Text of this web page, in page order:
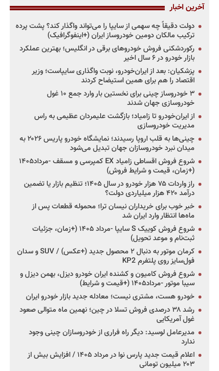
آخرین اخبار
دولت دقیقاً چه سهمی از سایپا را می‌تواند واگذار کند؟ پشت پرده
ترکیب مالکان دومین خودروساز ایران (+اینفوگرافیک)
رکوردشکنی فروش خودروهای برقی در انگلیس؛ بهترین عملکرد
بازار خودرو در ۶ سال اخیر
پزشکیان: بعد از ایران‌خودرو، نوبت واگذاری سایپاست؛ وزیر
اقتصاد را هم برای همین استیضاح کردند
۳ خودروساز چینی برای نخستین بار وارد جمع ۱۰ غول
خودروسازی جهان شدند
از ایران‌خودرو تا زامیاد؛ بازگشت علیمردان عظیمی به راس
مدیریت خودروسازی
چینی‌ها به قلب اروپا رسیدند؛ نمایشگاه خودرو پاریس ۲۰۲۶ به
میدان نبرد خودروسازان جهان تبدیل می‌شود
شروع فروش اقساطی زامیاد EX کمپرسی و مسقف -مرداد۱۴۰۵
(+زمان، قیمت و شرایط فروش)
راز واردات ۷۵ هزار خودرو در سال ۱۴۰۵؛ تنظیم بازار یا تضمین
درآمد ۴۲۰ هزار میلیاردی دولت؟
خبر خوب برای خریداران نیسان ترا؛ محموله قطعات پس از
ماه‌ها انتظار وارد ایران شد
شروع فروش کوییک S سایپا -مرداد ۱۴۰۵ (+زمان، جزئیات
ثبت‌نام و موعد تحویل)
کرمان موتور به دنبال ۲ محصول جدید (+عکس) / SUV و سدان
فول‌سایز روی پلتفرم KP2
شروع فروش کامیون و کشنده ایران خودرو دیزل، بهمن دیزل و
سیبا موتور -مرداد۱۴۰۵ (+قیمت و شرایط)
خودرو هست، مشتری نیست؛ معادله جدید بازار خودرو ایران
رشد ۳۸ درصدی فروش تسلا در چین؛ نهمین ماه متوالی صعود
غول آمریکایی
مدیرعامل لوسید: دیگر راه فراری از خودروسازان چینی وجود
ندارد
اعلام قیمت جدید پارس نوا در مرداد ۱۴۰۵ / افزایش بیش از
۲۰۳ میلیون تومانی